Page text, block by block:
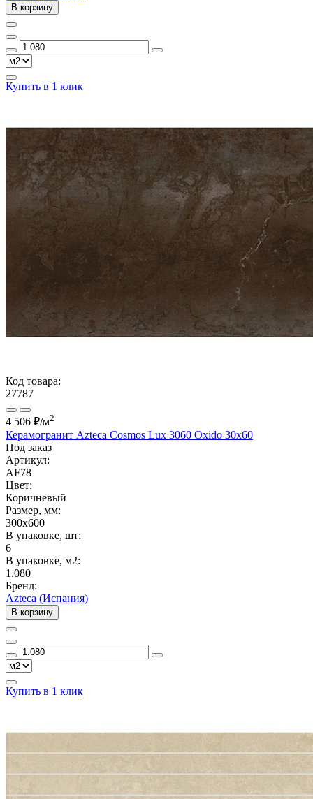
В корзину
Купить в 1 клик
Код товара:
27787
4 506 ₽/м2
Керамогранит Azteca Cosmos Lux 3060 Oxido 30х60
Под заказ
Артикул:
AF78
Цвет:
Коричневый
Размер, мм:
300x600
В упаковке, шт:
6
В упаковке, м2:
1.080
Бренд:
Azteca (Испания)
В корзину
Купить в 1 клик